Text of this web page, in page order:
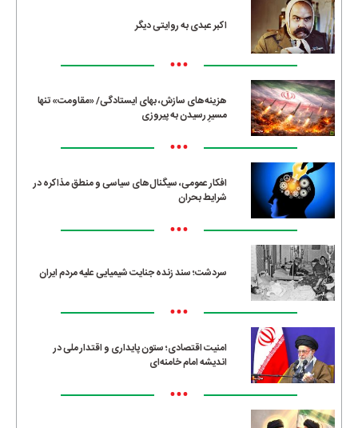
اکبر عبدی به روایتی دیگر
•••
هزینه‌های سازش، بهای ایستادگی/ «مقاومت» تنها
مسیرِ رسیدن به پیروزی
•••
افکار عمومی، سیگنال‌های سیاسی و منطق مذاکره در
شرایط بحران
•••
سردشت؛ سند زنده جنایت شیمیایی علیه مردم ایران
•••
امنیت اقتصادی؛ ستون پایداری و اقتدار ملی در
اندیشه امام خامنه‌ای
•••